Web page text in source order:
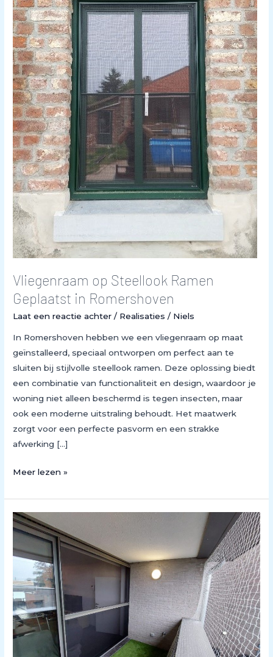
Vliegenraam op Steellook Ramen
Geplaatst in Romershoven
Laat een reactie achter / Realisaties / Niels
In Romershoven hebben we een vliegenraam op maat
geïnstalleerd, speciaal ontworpen om perfect aan te
sluiten bij stijlvolle steellook ramen. Deze oplossing biedt
een combinatie van functionaliteit en design, waardoor je
woning niet alleen beschermd is tegen insecten, maar
ook een moderne uitstraling behoudt. Het maatwerk
zorgt voor een perfecte pasvorm en een strakke
afwerking […]
in
Romershoven
Meer lezen »
Schuifdeur
en
Vliegendeur
Geplaatst
in
Binnenhof,
Hoeselt:
Praktisch
en